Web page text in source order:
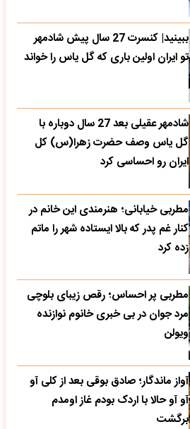
ببینید| کنسرت 27 سال پیش شادمهر
تو ایران اولین باری که گل یاس را خواند
شادمهر عقیلی بعد 27 سال دوباره با
گل یاس وصف حضرت زهرا(س) کل
ایران رو احساسی کرد
مطربی خیابانی؛ هنرمندی این خانم در
کنار غم پدر که بالا ایستاده شهر را ماتم
زده کرد
مطربی پر احساس؛ رقص زیبای بلوچی
مرد جوان در بی خبری خانوم نوازنده
ویولن
آواز ماندگار؛ صادق بوقی بعد از کلی آو
آو آو حالا با اردک بودم غاز اومدم
برگشت